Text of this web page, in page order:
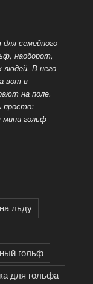
семейного
наоборот,
людей. В него
вот в
на поле.
просто:
мини-гольф
льду
гольф
для гольфа